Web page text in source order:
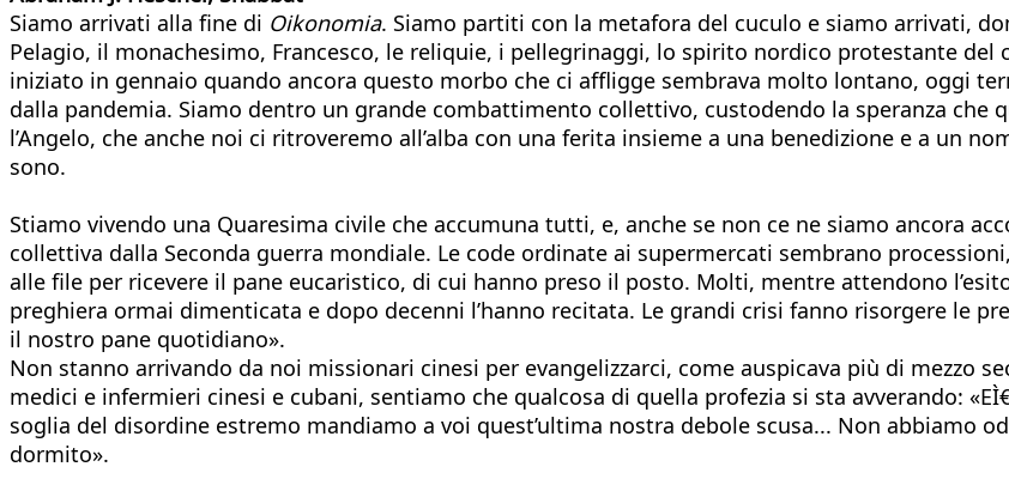
Siamo arrivati alla fine di Oikonomia. Siamo partiti con la metafora del cuculo e siamo arrivati,
Pelagio, il monachesimo, Francesco, le reliquie, i pellegrinaggi, lo spirito nordico protestante
iniziato in gennaio quando ancora questo morbo che ci affligge sembrava molto lontano, oggi
dalla pandemia. Siamo dentro un grande combattimento collettivo, custodendo la speranza che
l’Angelo, che anche noi ci ritroveremo all’alba con una ferita insieme a una benedizione e a un
sono.
Stiamo vivendo una Quaresima civile che accumuna tutti, e, anche se non ce ne siamo ancora
collettiva dalla Seconda guerra mondiale. Le code ordinate ai supermercati sembrano
alle file per ricevere il pane eucaristico, di cui hanno preso il posto. Molti, mentre attendono
preghiera ormai dimenticata e dopo decenni l’hanno recitata. Le grandi crisi fanno risorgere le
il nostro pane quotidiano».
Non stanno arrivando da noi missionari cinesi per evangelizzarci, come auspicava più di mezzo
medici e infermieri cinesi e cubani, sentiamo che qualcosa di quella profezia si sta avverando:
soglia del disordine estremo mandiamo a voi quest’ultima nostra debole scusa... Non abbiamo
dormito».